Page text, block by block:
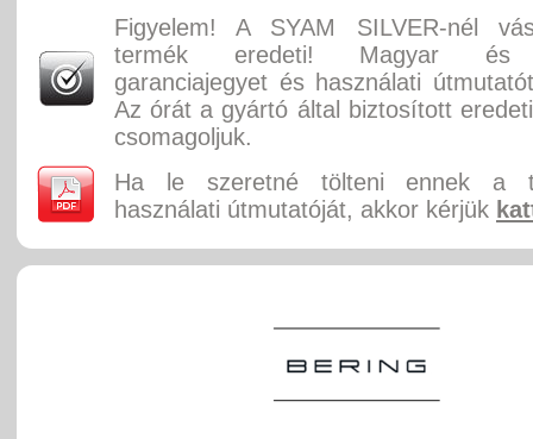
Figyelem! A SYAM SILVER-nél
termék eredeti! Magyar és
garanciajegyet és használati
Az órát a gyártó által biztosított
csomagoljuk.
Ha le szeretné tölteni ennek a
használati útmutatóját, akkor kérjük